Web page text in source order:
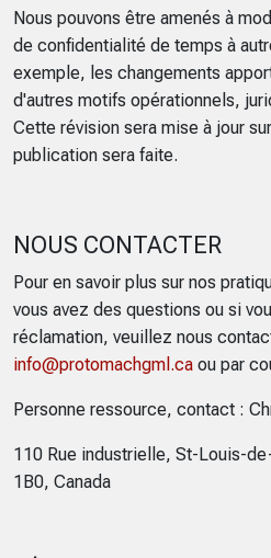
Nous pouvons être amenés à
de confidentialité de temps à
exemple, les changements
d'autres motifs opérationnels,
Cette révision sera mise à jour
publication sera faite.
NOUS CONTACTER
Pour en savoir plus sur nos
vous avez des questions ou si
réclamation, veuillez nous
info@protomachgml.ca ou par
Personne ressource, contact :
110 Rue industrielle, St-Louis-
1B0, Canada